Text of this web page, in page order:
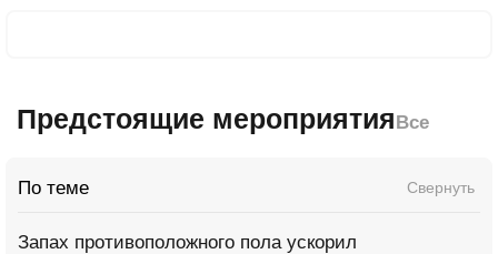
Предстоящие мероприятияВсе
По теме Свернуть
Запах противоположного пола ускорил